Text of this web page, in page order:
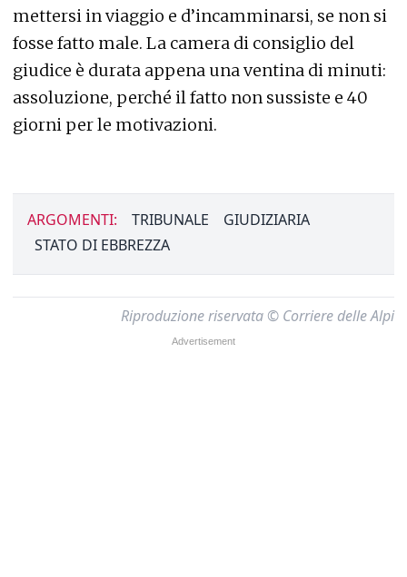
mettersi in viaggio e d’incamminarsi, se non si
fosse fatto male. La camera di consiglio del
giudice è durata appena una ventina di minuti:
assoluzione, perché il fatto non sussiste e 40
giorni per le motivazioni.
ARGOMENTI: TRIBUNALE
GIUDIZIARIA
STATO DI EBBREZZA
Riproduzione riservata © Corriere delle Alpi